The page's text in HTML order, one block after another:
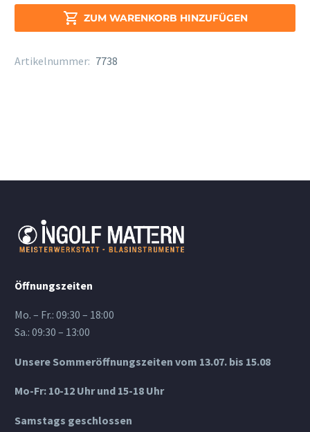
Stärke
Menge
 ZUM WARENKORB HINZUFÜGEN
Artikelnummer: 7738
Öffnungszeiten
Mo. – Fr.: 09:30 – 18:00
Sa.: 09:30 – 13:00
Unsere Sommeröffnungszeiten vom 13.07. bis 15.08
Mo-Fr: 10-12 Uhr und 15-18 Uhr
Samstags geschlossen